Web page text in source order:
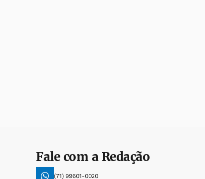
Fale com a Redação
(71) 99601-0020